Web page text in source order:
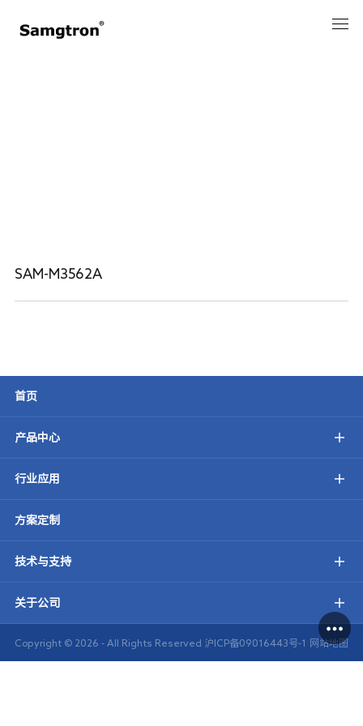
SAM-M3562A
首页
产品中心
行业应用
方案定制
技术与支持
关于公司
Copyright © 2026 - All Rights Reserved 沪ICP备09016443号-1 网站地图